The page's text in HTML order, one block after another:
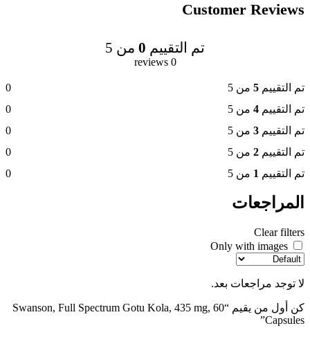
Customer Reviews
تم التقييم 0 من 5
0 reviews
تم التقييم 5 من 5
0
تم التقييم 4 من 5
0
تم التقييم 3 من 5
0
تم التقييم 2 من 5
0
تم التقييم 1 من 5 0
المراجعات
Clear filters
Only with images
لا توجد مراجعات بعد.
كن أول من يقيم “Swanson, Full Spectrum Gotu Kola, 435 mg, 60
Capsules”